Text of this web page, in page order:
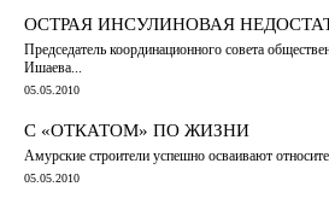
ОСТРАЯ ИНСУЛИНОВАЯ
Председатель координационного совета
Ишаева...
05.05.2010
С «ОТКАТОМ» ПО ЖИЗНИ
Амурские строители успешно осваивают
05.05.2010